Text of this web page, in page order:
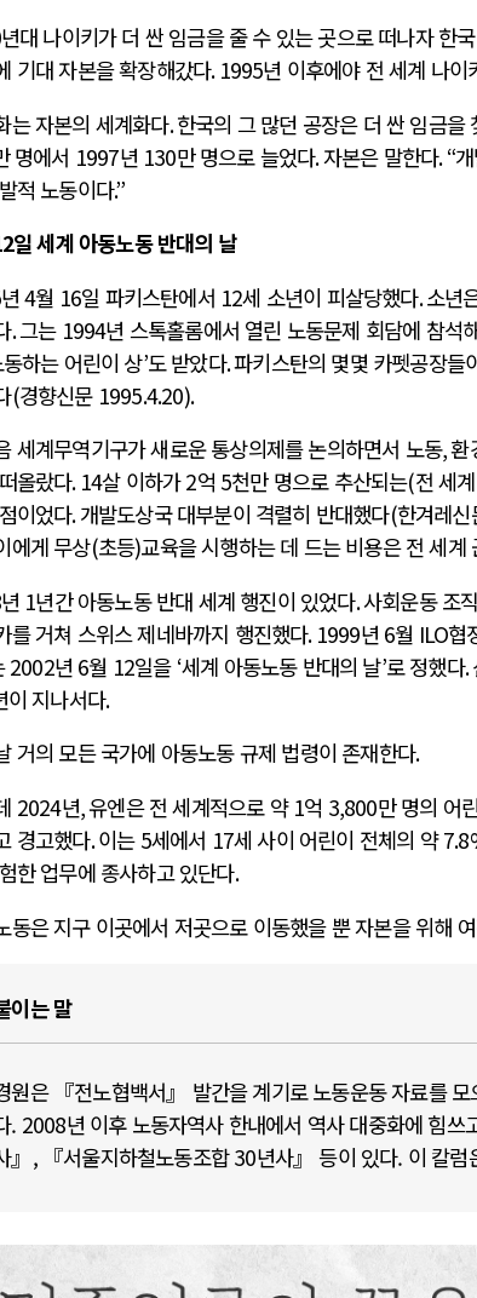
년대 나이키가 더 싼 임금을 줄 수 있는 곳으로 떠나자 한
기대 자본을 확장해갔다. 1995년 이후에야 전 세계 나이
는 자본의 세계화다.한국의 그 많던 공장은 더 싼 임금을
명에서 1997년 130만 명으로 늘었다.자본은 말한다. “
적 노동이다.”
일 세계 아동노동 반대의 날
년4월 16일 파키스탄에서 12세 소년이 피살당했다.소년
.그는 1994년 스톡홀롬에서 열린 노동문제 회담에 참석
하는 어린이 상’도 받았다.파키스탄의 몇몇 카펫공장들
(경향신문 1995.4.20).
세계무역기구가 새로운 통상의제를 논의하면서 노동,환
올랐다. 14살 이하가2억 5천만 명으로 추산되는(전 세
이었다.개발도상국 대부분이 격렬히 반대했다(한겨레신
에게 무상(초등)교육을 시행하는 데 드는 비용은 전 세계
년 1년간 아동노동 반대 세계 행진이 있었다.사회운동 조
를 거쳐 스위스 제네바까지 행진했다. 1999년 6월 ILO협
2002년 6월 12일을 ‘세계 아동노동 반대의 날’로 정했다.
이 지나서다.
거의 모든 국가에 아동노동 규제 법령이 존재한다.
2024년,유엔은 전 세계적으로 약 1억 3,800만 명의 어
경고했다.이는 5세에서 17세 사이 어린이 전체의 약
한 업무에 종사하고 있단다.
동은 지구 이곳에서 저곳으로 이동했을 뿐 자본을 위해
이는 말
원은 『전노협백서』 발간을 계기로 노동운동 자료를
. 2008년 이후 노동자역사 한내에서 역사 대중화에 힘
』, 『서울지하철노동조합 30년사』 등이 있다. 이 칼